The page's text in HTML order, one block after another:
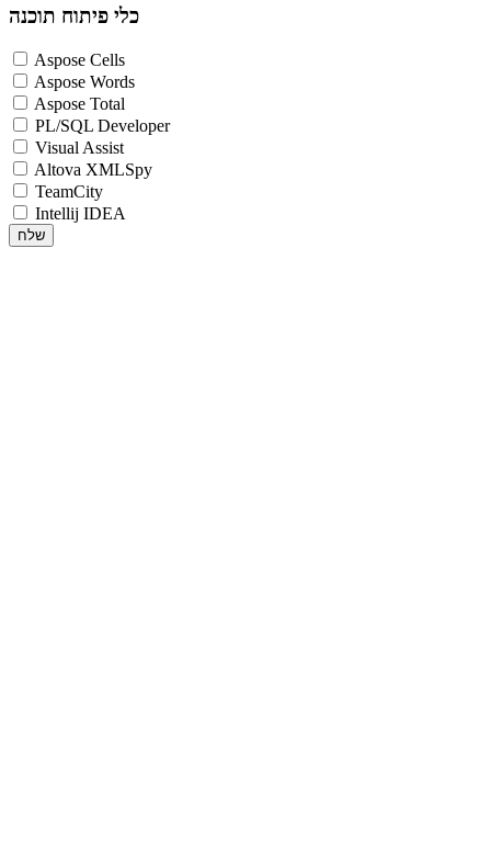
כלי פיתוח תוכנה
Aspose Cells
Aspose Words
Aspose Total
PL/SQL Developer
Visual Assist
Altova XMLSpy
TeamCity
Intellij IDEA